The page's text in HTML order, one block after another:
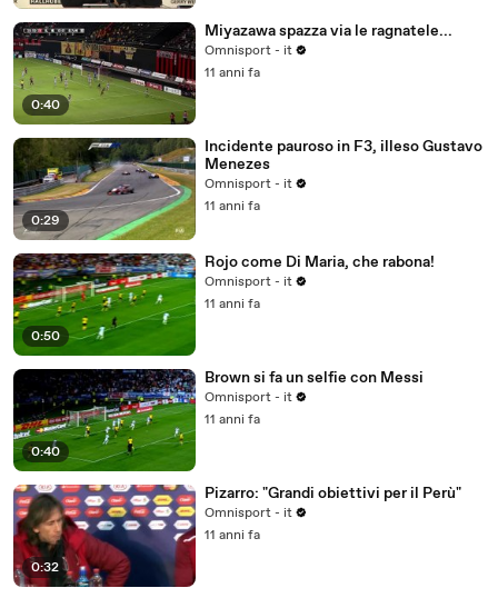
0:40
Miyazawa spazza via le ragnatele...
Omnisport - it
11 anni fa
0:29
Incidente pauroso in F3, illeso Gustavo
Menezes
Omnisport - it
11 anni fa
0:50
Rojo come Di Maria, che rabona!
Omnisport - it
11 anni fa
0:40
Brown si fa un selfie con Messi
Omnisport - it
11 anni fa
0:32
Pizarro: "Grandi obiettivi per il Perù"
Omnisport - it
11 anni fa